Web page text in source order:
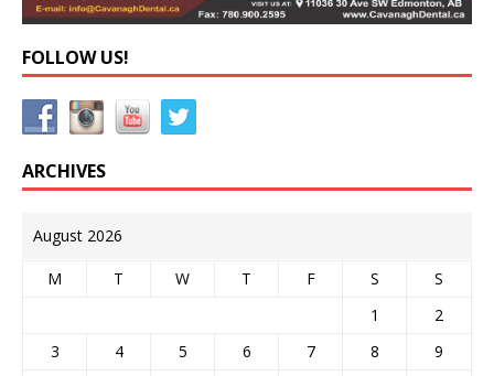
FOLLOW US!
ARCHIVES
August 2026
M T W T F S
S
1
2
3
4 5 6 7 8
9